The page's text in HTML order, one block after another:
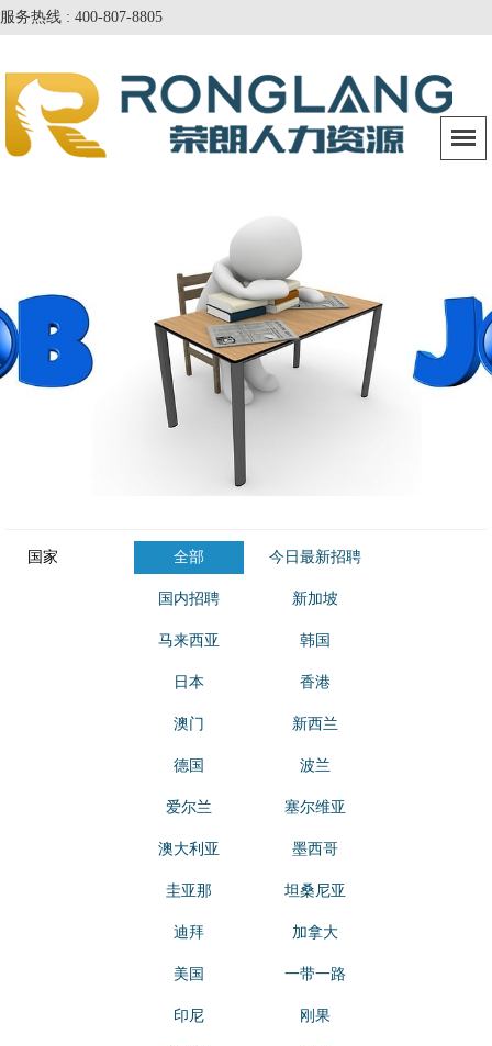
服务热线 : 400-807-8805
国家 全部 今日最新招聘
国内招聘 新加坡
马来西亚 韩国
日本 香港
澳门 新西兰
德国 波兰
爱尔兰 塞尔维亚
澳大利亚 墨西哥
圭亚那 坦桑尼亚
迪拜 加拿大
美国 一带一路
印尼 刚果